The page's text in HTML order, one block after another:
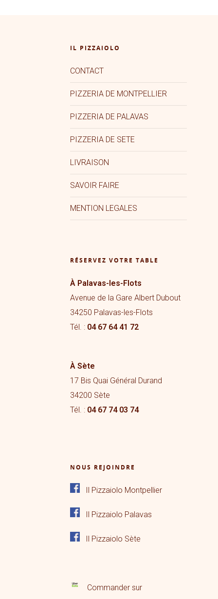
IL PIZZAIOLO
CONTACT
PIZZERIA DE MONTPELLIER
PIZZERIA DE PALAVAS
PIZZERIA DE SETE
LIVRAISON
SAVOIR FAIRE
MENTION LEGALES
RÉSERVEZ VOTRE TABLE
À Palavas-les-Flots
Avenue de la Gare Albert Dubout
34250 Palavas-les-Flots
Tél. : 04 67 64 41 72
À Sète
17 Bis Quai Général Durand
34200 Sète
Tél. : 04 67 74 03 74
NOUS REJOINDRE
Il Pizzaiolo Montpellier
Il Pizzaiolo Palavas
Il Pizzaiolo Sète
Commander sur